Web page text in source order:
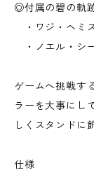
◎付属の碧の軌
・ワジ・ヘミ
・ノエル・シ
ゲームへ挑戦す
ラーを大事にし
しくスタンドに
仕様